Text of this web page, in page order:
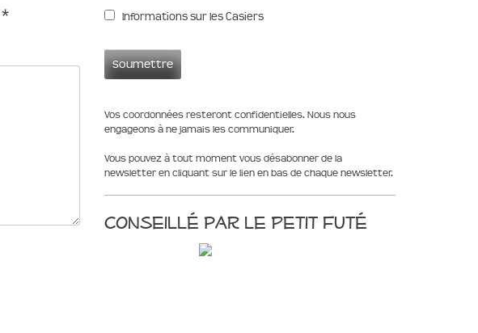
* Informations sur les Casiers
Vos coordonnées resteront confidentielles. Nous nous
engageons à ne jamais les communiquer.
Vous pouvez à tout moment vous désabonner de la
newsletter en cliquant sur le lien en bas de chaque newsletter.
Conseillé par le Petit Futé